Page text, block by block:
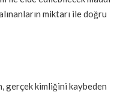
miktarı ile doğru
gerçek kimliğini kaybeden